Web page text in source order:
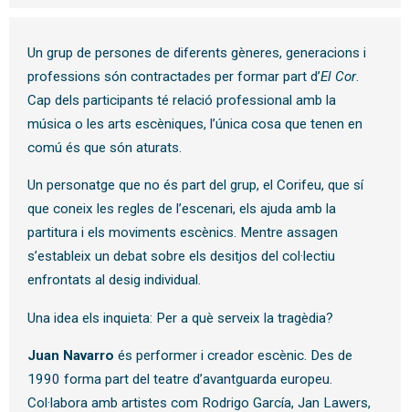
Un grup de persones de diferents gèneres, generacions i
professions són contractades per formar part d’El Cor.
Cap dels participants té relació professional amb la
música o les arts escèniques, l’única cosa que tenen en
comú és que són aturats.
Un personatge que no és part del grup, el Corifeu, que sí
que coneix les regles de l’escenari, els ajuda amb la
partitura i els moviments escènics. Mentre assagen
s’estableix un debat sobre els desitjos del col·lectiu
enfrontats al desig individual.
Una idea els inquieta: Per a què serveix la tragèdia?
Juan Navarro és performer i creador escènic. Des de
1990 forma part del teatre d’avantguarda europeu.
Col·labora amb artistes com Rodrigo García, Jan Lawers,